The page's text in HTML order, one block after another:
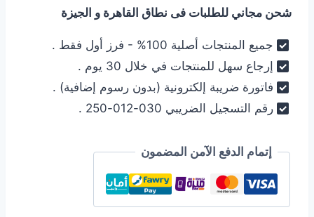
شحن مجاني للطلبات فى نطاق القاهرة و الجيزة
جميع المنتجات أصلية 100% - فرز أول فقط .
إرجاع سهل للمنتجات في خلال 30 يوم .
فاتورة ضريبة إلكترونية (بدون رسوم إضافية) .
رقم التسجيل الضريبي 030-012-250 .
إتمام الدفع الآمن المضمون